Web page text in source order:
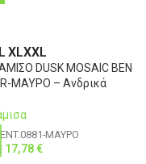
L XLXXL
DUSK MOSAIC BEN
ΜΑΥΡΟ – Ανδρικά
ΜΑΥΡΟ
€ 17,78€